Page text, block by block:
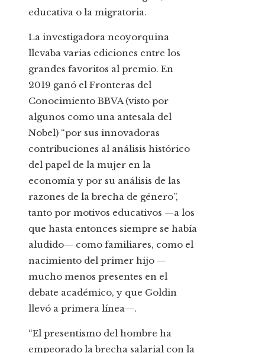
educativa o la migratoria.
La investigadora neoyorquina
llevaba varias ediciones entre los
grandes favoritos al premio. En
2019 ganó el Fronteras del
Conocimiento BBVA (visto por
algunos como una antesala del
Nobel) “por sus innovadoras
contribuciones al análisis histórico
del papel de la mujer en la
economía y por su análisis de las
razones de la brecha de género”,
tanto por motivos educativos —a los
que hasta entonces siempre se había
aludido— como familiares, como el
nacimiento del primer hijo —
mucho menos presentes en el
debate académico, y que Goldin
llevó a primera línea—.
“El presentismo del hombre ha
empeorado la brecha salarial con la